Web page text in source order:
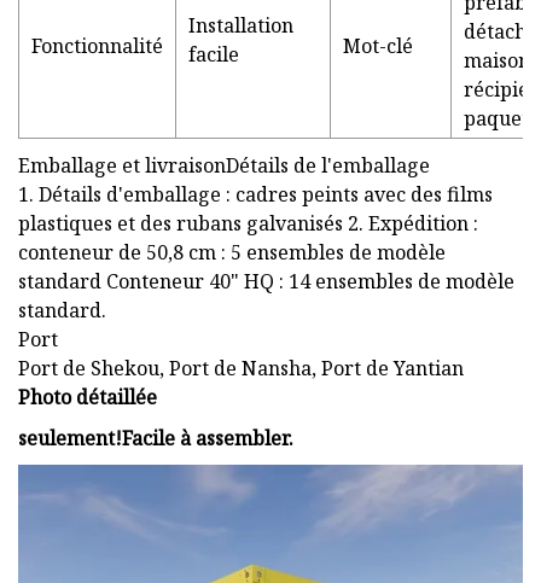
Fonctionnalité
Installation
facile
Mot-clé
maison
paquet
Emballage et livraisonDétails de l'emballage
1. Détails d'emballage : cadres peints avec des films
plastiques et des rubans galvanisés 2. Expédition :
conteneur de 50,8 cm : 5 ensembles de modèle
standard Conteneur 40" HQ : 14 ensembles de modèle
standard.
Port
Port de Shekou, Port de Nansha, Port de Yantian
Photo détaillée
seulement!Facile à assembler.